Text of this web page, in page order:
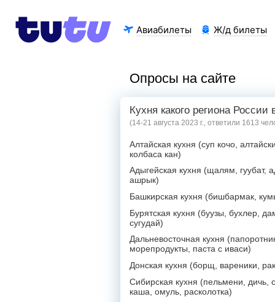
Авиабилеты Ж/д билеты
Опросы на сайте
Кухня какого региона
(14-21 августа 2023 г., ответили 1613
Алтайская кухня (суп кочо,
колбаса кан)
Адыгейская кухня (щалям, гуубат,
ашрык)
Башкирская кухня (бишбармак,
Бурятская кухня (буузы, бухлер,
сугудай)
Дальневосточная кухня
морепродукты, паста с иваси)
Донская кухня (борщ, вареники,
Сибирская кухня (пельмени, дичь,
каша, омуль, расколотка)